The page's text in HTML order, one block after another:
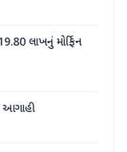
લાખનું મોર્ફિન
આગાહી